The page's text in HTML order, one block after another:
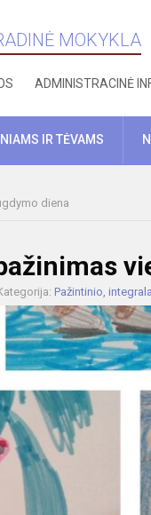
MOKYKLA
ADMINISTRACINĖ
IR TĖVAMS
diena
Pažintinio,